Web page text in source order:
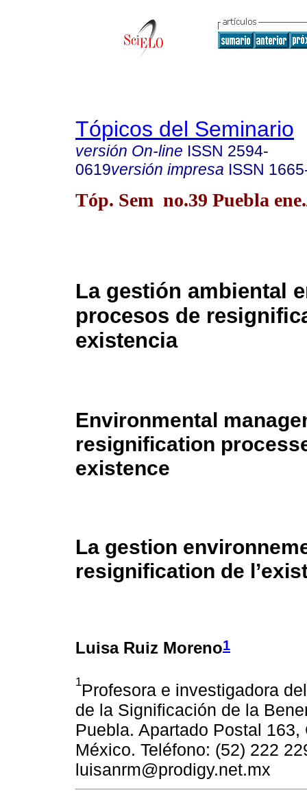
Tópicos del Seminario
versión On-line ISSN 2594-
0619versión impresa ISSN
Tóp. Sem no.39 Puebla
La gestión ambiental
procesos de
existencia
Environmental
resignification
existence
La gestion
resignification de
Luisa Ruiz Moreno1
1Profesora e investigadora
de la Significación de la
Puebla. Apartado Postal
México. Teléfono: (52) 222
luisanrm@prodigy.net.mx